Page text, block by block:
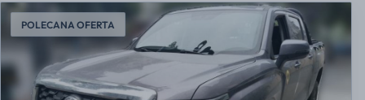
POLECANA OFERTA